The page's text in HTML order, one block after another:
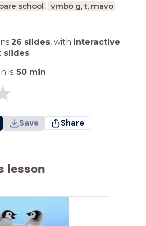
school
vmbo g, t, mavo
26 slides, with interactive
slides.
is: 50 min
Save Share
lesson